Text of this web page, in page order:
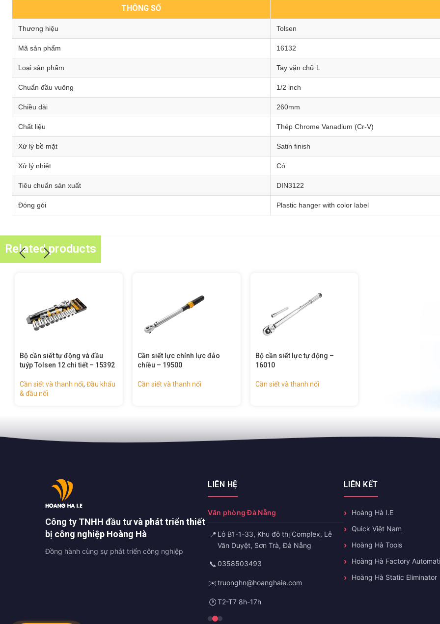
THÔNG SỐ
Thương hiệu Tolsen
Mã sản phẩm 16132
Loại sản phẩm Tay vặn chữ L
Chuẩn đầu vuông 1/2 inch
Chiều dài 260mm
Chất liệu Thép Chrome Vanadium (Cr-V)
Xử lý bề mặt Satin finish
Xử lý nhiệt Có
Tiêu chuẩn sản xuất DIN3122
Đóng gói Plastic hanger with color label
Related products
Bộ cần siết tự động và đầu
tuýp Tolsen 12 chi tiết – 15392
Cần siết và thanh nối, Đầu khẩu
& đầu nối
Cần siết lực chỉnh lực đảo
chiều – 19500
Cần siết và thanh nối
Bộ cần siết lực tự động –
16010
Cần siết và thanh nối
Công ty TNHH đầu tư và phát triển thiết
bị công nghiệp Hoàng Hà
Đồng hành cùng sự phát triển công nghiệp
LIÊN HỆ
Văn phòng Đà Nẵng
📍 Lô B1-1-33, Khu đô thị Complex, Lê
Văn Duyệt, Sơn Trà, Đà Nẵng
📞 0358503493
✉️ truonghn@hoanghaie.com
🕐 T2-T7 8h-17h
LIÊN KẾT
Hoàng Hà I.E
Quick Việt Nam
Hoàng Hà Tools
Hoàng Hà Factory
Hoàng Hà Static Eliminator